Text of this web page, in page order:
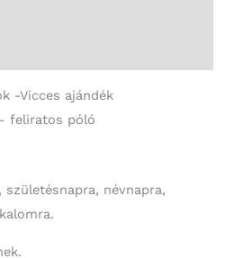
-Vicces ajándék
feliratos póló
névnapra,